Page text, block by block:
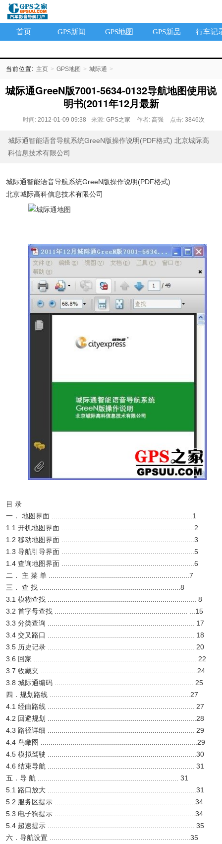
首页 GPS新闻 GPS地图 GPS新品 行车记
当前位置: 主页 > GPS地图 > 城际通 >
城际通GreeN版7001-5634-0132导航地图使用说
明书(2011年12月最新
时间: 2012-01-09 09:38 来源: GPS之家 作者: 高强 点击: 3846次
城际通智能语音导航系统GreeN版操作说明(PDF格式) 北京城际高
科信息技术有限公司
城际通智能语音导航系统GreeN版操作说明(PDF格式)
北京城际高科信息技术有限公司
目 录
一． 地图界面 .......................................................................1
1.1 开机地图界面 ...................................................................2
1.2 移动地图界面 ...................................................................3
1.3 导航引导界面 ...................................................................5
1.4 查询地图界面 ...................................................................6
二． 主 菜 单 .......................................................................7
三． 查 找 .......................................................................8
3.1 模糊查找 ........................................................................... 8
3.2 首字母查找 ................................................................... ...15
3.3 分类查询 .......................................................................... 17
3.4 交叉路口 .......................................................................... 18
3.5 历史记录 .......................................................................... 20
3.6 回家 .................................................................................. 22
3.7 收藏夹 ...............................................................................24
3.8 城际通编码 ...................................................................... 25
四．规划路线 .......................................................................27
4.1 经由路线 .......................................................................... 27
4.2 回避规划 ...........................................................................28
4.3 路径详细 .......................................................................... 29
4.4 鸟瞰图 ...............................................................................29
4.5 模拟驾驶 ...........................................................................30
4.6 结束导航 .......................................................................... 31
五．导 航 ....................................................................... 31
5.1 路口放大 ...........................................................................31
5.2 服务区提示 .......................................................................34
5.3 电子狗提示 .......................................................................34
5.4 超速提示 .......................................................................... 35
六．导航设置 .......................................................................35